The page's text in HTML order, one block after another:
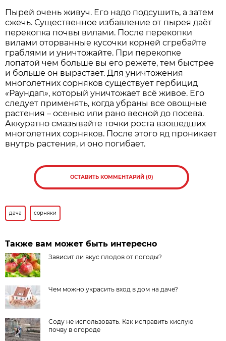
Пырей очень живуч. Его надо подсушить, а затем
сжечь. Существенное избавление от пырея даёт
перекопка почвы вилами. После перекопки
вилами оторванные кусочки корней сгребайте
граблями и уничтожайте. При перекопке
лопатой чем больше вы его режете, тем быстрее
и больше он вырастает. Для уничтожения
многолетних сорняков существует гербицид
«Раундап», который уничтожает всё живое. Его
следует применять, когда убраны все овощные
растения – осенью или рано весной до посева.
Аккуратно смазывайте точки роста взошедших
многолетних сорняков. После этого яд проникает
внутрь растения, и оно погибает.
ОСТАВИТЬ КОММЕНТАРИЙ (0)
дача сорняки
Также вам может быть интересно
Зависит ли вкус плодов от погоды?
Чем можно украсить вход в дом на даче?
Соду не использовать. Как исправить кислую
почву в огороде